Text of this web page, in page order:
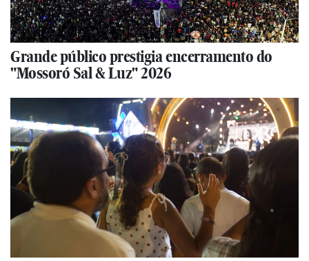
Grande público prestigia encerramento do
"Mossoró Sal & Luz" 2026